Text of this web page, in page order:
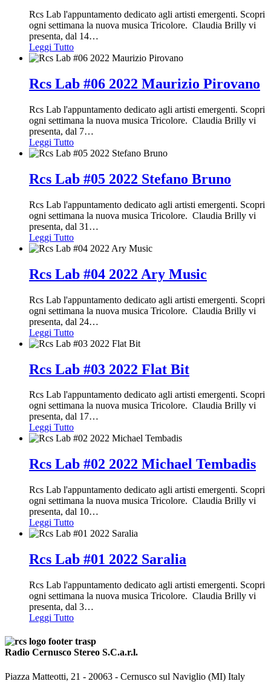
Rcs Lab l'appuntamento dedicato agli artisti emergenti. Scopri
ogni settimana la nuova musica Tricolore. Claudia Brilly vi
presenta, dal 14…
Leggi Tutto
Rcs Lab #06 2022 Maurizio Pirovano
Rcs Lab l'appuntamento dedicato agli artisti emergenti. Scopri
ogni settimana la nuova musica Tricolore. Claudia Brilly vi
presenta, dal 7…
Leggi Tutto
Rcs Lab #05 2022 Stefano Bruno
Rcs Lab l'appuntamento dedicato agli artisti emergenti. Scopri
ogni settimana la nuova musica Tricolore. Claudia Brilly vi
presenta, dal 31 …
Leggi Tutto
Rcs Lab #04 2022 Ary Music
Rcs Lab l'appuntamento dedicato agli artisti emergenti. Scopri
ogni settimana la nuova musica Tricolore. Claudia Brilly vi
presenta, dal 24…
Leggi Tutto
Rcs Lab #03 2022 Flat Bit
Rcs Lab l'appuntamento dedicato agli artisti emergenti. Scopri
ogni settimana la nuova musica Tricolore. Claudia Brilly vi
presenta, dal 17…
Leggi Tutto
Rcs Lab #02 2022 Michael Tembadis
Rcs Lab l'appuntamento dedicato agli artisti emergenti. Scopri
ogni settimana la nuova musica Tricolore. Claudia Brilly vi
presenta, dal 10…
Leggi Tutto
Rcs Lab #01 2022 Saralia
Rcs Lab l'appuntamento dedicato agli artisti emergenti. Scopri
ogni settimana la nuova musica Tricolore. Claudia Brilly vi
presenta, dal 3…
Leggi Tutto
Radio Cernusco Stereo S.C.a.r.l.
Piazza Matteotti, 21 - 20063 - Cernusco sul Naviglio (MI) Italy